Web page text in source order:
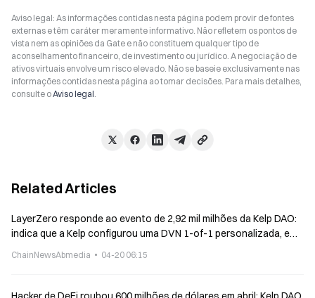
Aviso legal: As informações contidas nesta página podem provir de fontes
externas e têm caráter meramente informativo. Não refletem os pontos de
vista nem as opiniões da Gate e não constituem qualquer tipo de
aconselhamento financeiro, de investimento ou jurídico. A negociação de
ativos virtuais envolve um risco elevado. Não se baseie exclusivamente nas
informações contidas nesta página ao tomar decisões. Para mais detalhes,
consulte oAviso legal.
Related Articles
LayerZero responde ao evento de 2,92 mil milhões da Kelp DAO:
indica que a Kelp configurou uma DVN 1-of-1 personalizada, e
ChainNewsAbmedia 04-20 06:15